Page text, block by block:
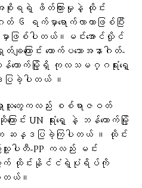
အစိုးရရဲ့ ဖိတ်ကြားမှုနဲ့ ထိုင်း
ရက်မှာ​ရောက်လာတာဖြစ်ပြီး
ာဖြစ်ပါတယ်။မင်း​အောင်လှိုင်
ြောင်း ​တောက်ပ​သောအနာဂါတ်-
ကောက်မြို့ရှိ ကုလသမဂ္ဂရုံး​ရှေ့
ြခဲ့ပါတယ် ။
သူ​တွေကလည်း စစ်ရာဇဝတ်​
ောင်း UN ရုံး​ရှေ့ နဲ့ ဘန်​ကောက်မြို့
ဆန္ဒပြခဲ့ကြပါတယ် ။ ထိုင်း
တီ-PP ကလည်း မင်း​
တွက် ထိုင်းနိုင်ငံရဲ့ပုံရိပ်ကို
တယ်။